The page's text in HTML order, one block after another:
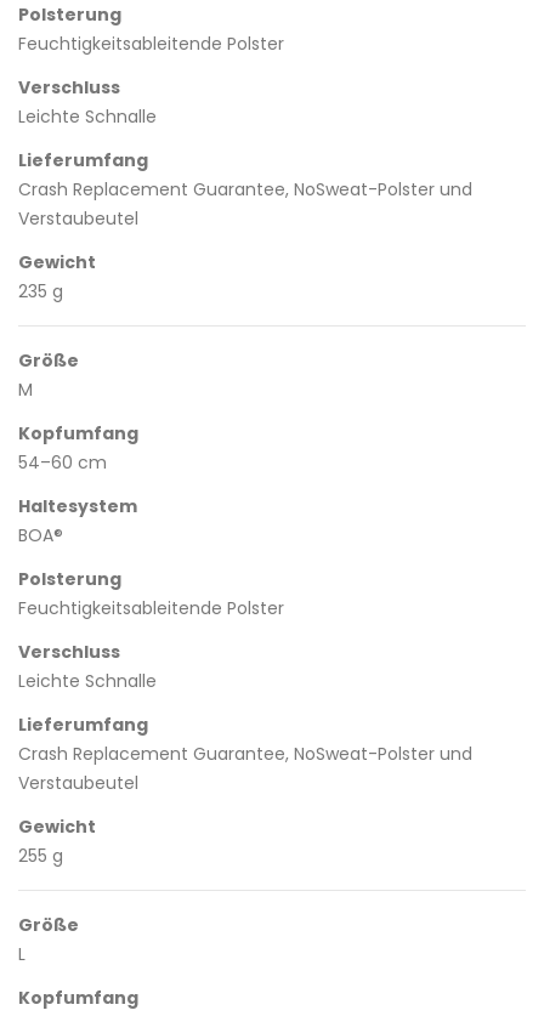
Polsterung
Feuchtigkeitsableitende Polster
Verschluss
Leichte Schnalle
Lieferumfang
Crash Replacement Guarantee, NoSweat-Polster und
Verstaubeutel
Gewicht
235 g
Größe
M
Kopfumfang
54–60 cm
Haltesystem
BOA®
Polsterung
Feuchtigkeitsableitende Polster
Verschluss
Leichte Schnalle
Lieferumfang
Crash Replacement Guarantee, NoSweat-Polster und
Verstaubeutel
Gewicht
255 g
Größe
L
Kopfumfang